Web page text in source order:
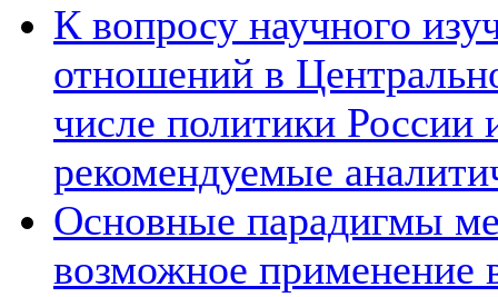
К вопросу научного
отношений в
числе политики России
рекомендуемые
Основные парадигмы
возможное применение